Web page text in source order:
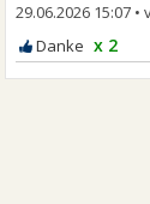
29.06.2026 15:07 •
x 2